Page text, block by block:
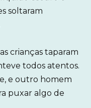
soltaram
crianças taparam
todos atentos.
e outro homem
puxar algo de